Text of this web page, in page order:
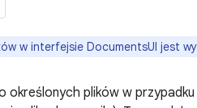
w interfejsie DocumentsUI jest
określonych plików w